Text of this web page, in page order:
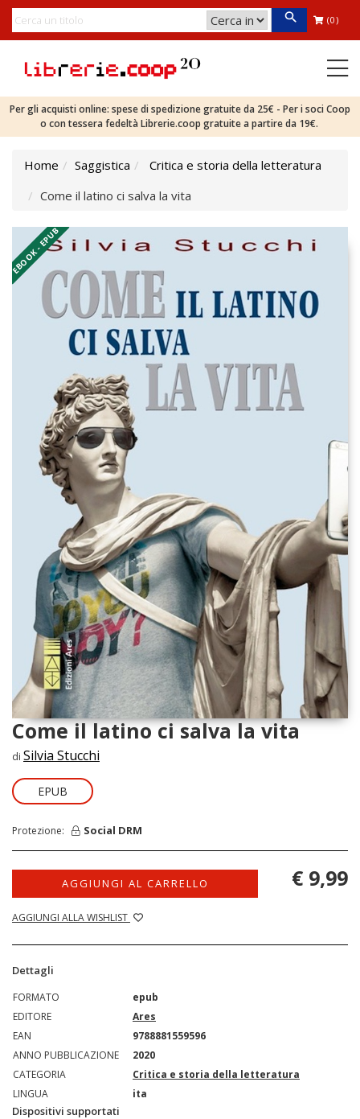
(0)
Per gli acquisti online: spese di spedizione gratuite da 25€ - Per i soci Coop
o con tessera fedeltà Librerie.coop gratuite a partire da 19€.
Home Saggistica
Critica e storia della letteratura
Come il latino ci salva la vita
EBOOK - EPUB
Come il latino ci salva la vita
di Silvia Stucchi
EPUB
Protezione: Social DRM
AGGIUNGI AL CARRELLO
AGGIUNGI ALLA WISHLIST
€ 9,99
Dettagli
FORMATO
epub
EDITORE
Ares
EAN
9788881559596
ANNO PUBBLICAZIONE
2020
CATEGORIA
Critica e storia della letteratura
LINGUA
ita
Dispositivi supportati